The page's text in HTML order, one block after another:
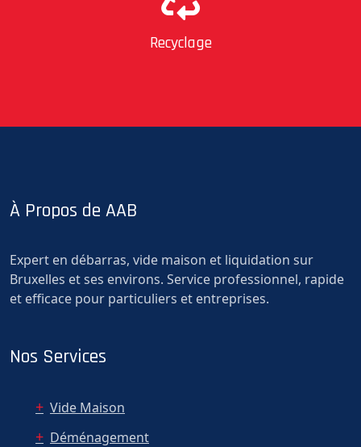
Recyclage
À Propos de AAB
Expert en débarras, vide maison et liquidation sur
Bruxelles et ses environs. Service professionnel, rapide
et efficace pour particuliers et entreprises.
Nos Services
Vide Maison
Déménagement